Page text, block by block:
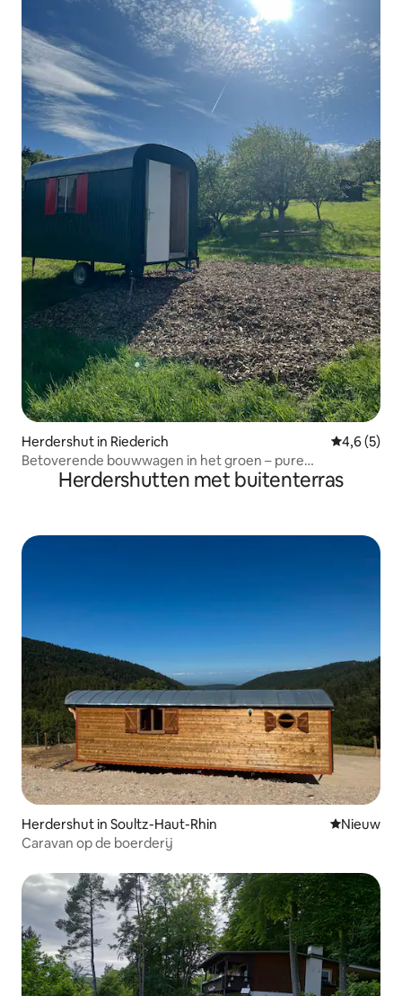
Herdershut in Riederich
4,6 (5)
Betoverende bouwwagen in het groen – pure
ontspanning
Herdershutten met buitenterras
Herdershut in Soultz-Haut-Rhin Nieuwe
Nieuw
Caravan op de boerderij